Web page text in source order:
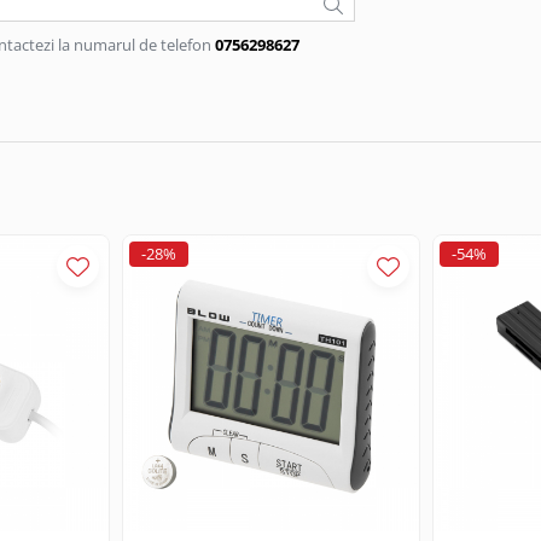
la numarul de telefon 0756298627
-28% -54%